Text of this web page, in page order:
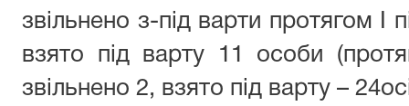
звільнено з-під варти протягом І
взято під варту 11 особи
звільнено 2, взято під варту –